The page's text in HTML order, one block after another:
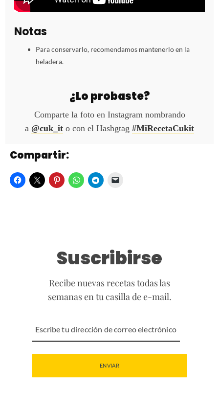
Notas
Para conservarlo, recomendamos mantenerlo en la
heladera.
¿Lo probaste?
Comparte la foto en Instagram nombrando
a @cuk_it o con el Hashgtag #MiRecetaCukit
Compartir:
Suscribirse
Recibe nuevas recetas todas las
semanas en tu casilla de e-mail.